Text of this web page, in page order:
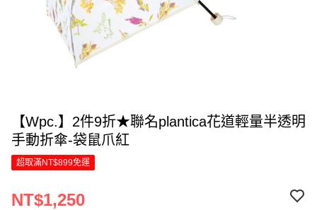
【Wpc.】2件9折★聯名plantica花道輕量半透明
手動折傘-袋鼠爪紅
超取滿NT$899免運
NT$1,250